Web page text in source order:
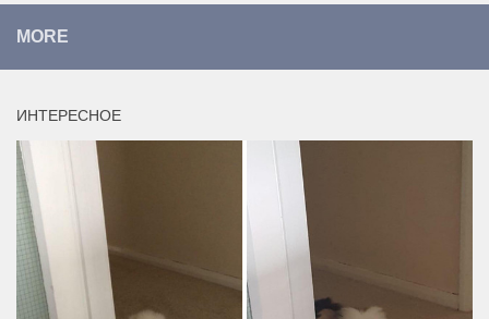
MORE
ИНТЕРЕСНОЕ